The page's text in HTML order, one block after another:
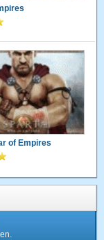
of Empires